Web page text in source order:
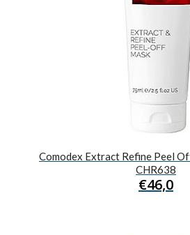
Comodex Extract Refine Peel
CHR638
€46,0